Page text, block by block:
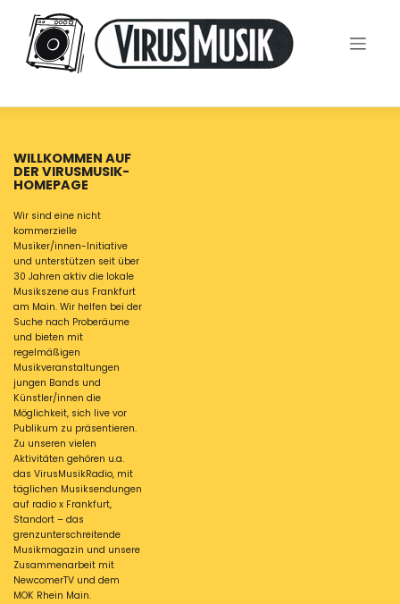
content
WILLKOMMEN AUF
DER VIRUSMUSIK-
HOMEPAGE
Wir sind eine nicht
kommerzielle
Musiker/innen-Initiative
und unterstützen seit über
30 Jahren aktiv die lokale
Musikszene aus Frankfurt
am Main. Wir helfen bei der
Suche nach Proberäume
und bieten mit
regelmäßigen
Musikveranstaltungen
jungen Bands und
Künstler/innen die
Möglichkeit, sich live vor
Publikum zu präsentieren.
Zu unseren vielen
Aktivitäten gehören u.a.
das VirusMusikRadio, mit
täglichen Musiksendungen
auf radio x Frankfurt,
Standort – das
grenzunterschreitende
Musikmagazin und unsere
Zusammenarbeit mit
NewcomerTV und dem
MOK Rhein Main.